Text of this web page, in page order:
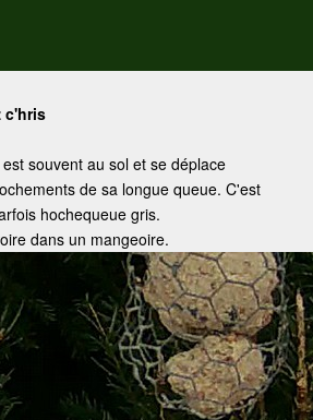
c'hris
souvent au sol et se déplace
de sa longue queue. C'est
hochequeue gris.
dans un mangeoire.